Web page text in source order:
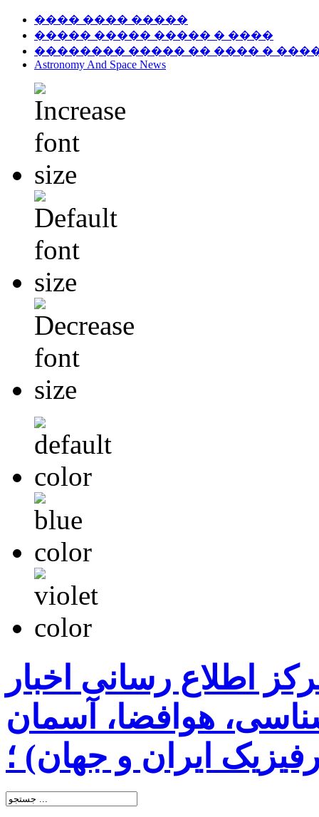
���� ���� �����
����� ����� ����� � ����
�������� ����� �� ���� �
Astronomy And Space News
اطلاع رسانی اخبار
هوافضا، آسمان
ایران و جهان) ؛